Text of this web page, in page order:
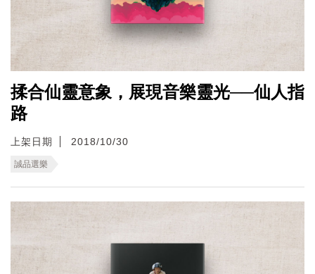
揉合仙靈意象，展現音樂靈光──仙人指
路
上架日期 2018/10/30
誠品選樂